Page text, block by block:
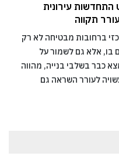
התחדשות עירונית
תקווה
ברחובות מבטיחה לא רק
בו, אלא גם לשמור על
כבר בשלבי בנייה, מהווה
לעורר השראה גם